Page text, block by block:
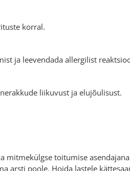
korral.
ja leevendada allergilist
liikuvust ja elujõulisust.
mitmekülgse toitumise
arsti poole. Hoida lastele